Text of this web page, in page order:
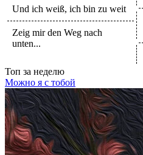
Und ich weiß, ich bin zu weit
Zeig mir den Weg nach
unten...
Топ за неделю
Можно я с тобой